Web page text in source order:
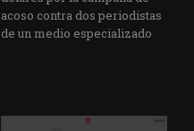
acoso contra dos periodistas
de un medio especializado